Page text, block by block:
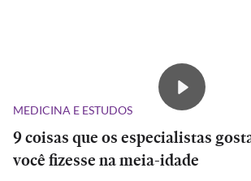
MEDICINA E ESTUDOS
9 coisas que os especialistas
você fizesse na meia-idade